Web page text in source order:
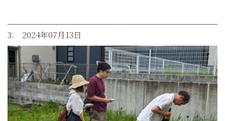
3. 2024年07月13日